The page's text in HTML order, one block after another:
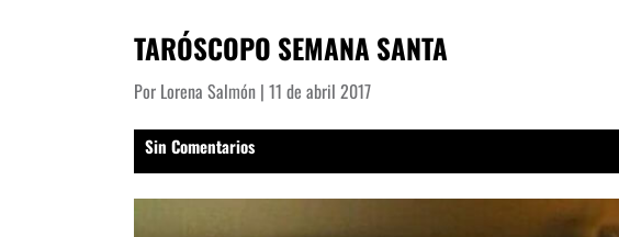
TARÓSCOPO SEMANA SANTA
Por Lorena Salmón | 11 de abril 2017
Sin Comentarios